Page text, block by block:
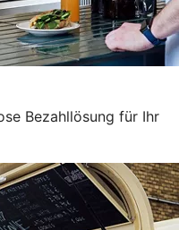
Bezahllösung für Ihr